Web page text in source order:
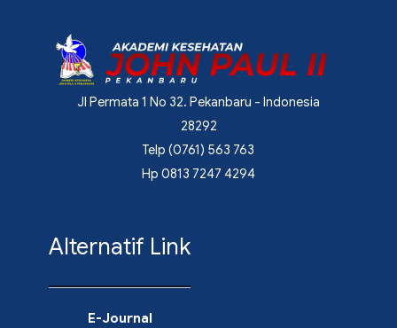
Jl Permata 1 No 32. Pekanbaru - Indonesia
28292
Telp (0761) 563 763
Hp 0813 7247 4294
Alternatif Link
E-Journal